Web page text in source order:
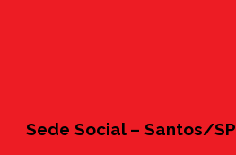
Sede Social – Santos/SP